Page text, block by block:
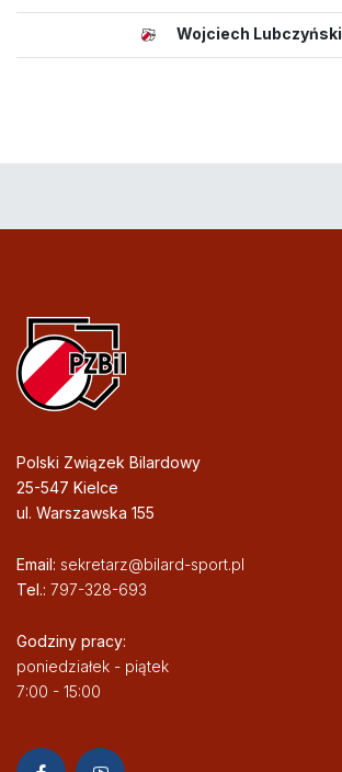
Wojciech Lubczyński
Polski Związek Bilardowy
25-547 Kielce
ul. Warszawska 155
Email: sekretarz@bilard-sport.pl
Tel.: 797-328-693
Godziny pracy:
poniedziałek - piątek
7:00 - 15:00